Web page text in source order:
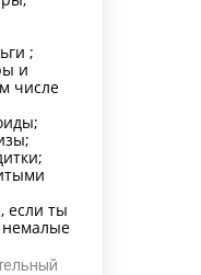
;
и
числе
ты
немалые